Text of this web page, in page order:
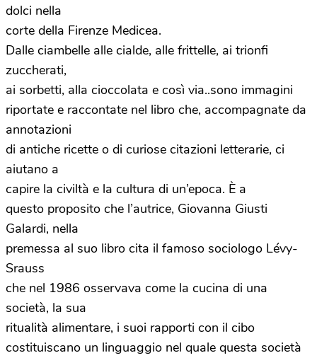
dolci nella
corte della Firenze Medicea.
Dalle ciambelle alle cialde, alle frittelle, ai trionfi
zuccherati,
ai sorbetti, alla cioccolata e così via..sono immagini
riportate e raccontate nel libro che, accompagnate da
annotazioni
di antiche ricette o di curiose citazioni letterarie, ci
aiutano a
capire la civiltà e la cultura di un’epoca. È a
questo proposito che l’autrice, Giovanna Giusti
Galardi, nella
premessa al suo libro cita il famoso sociologo Lévy-
Srauss
che nel 1986 osservava come la cucina di una
società, la sua
ritualità alimentare, i suoi rapporti con il cibo
costituiscano un linguaggio nel quale questa società